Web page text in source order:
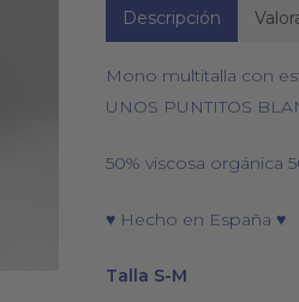
Descripción
Mono multitalla con
UNOS PUNTITOS
50% viscosa orgánica
♥ Hecho en España ♥
Talla S-M